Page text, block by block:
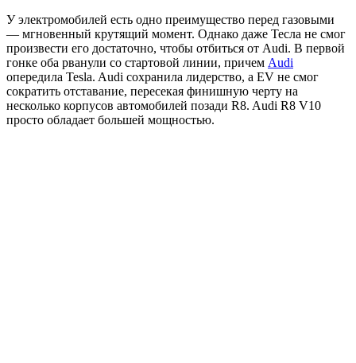
У электромобилей есть одно преимущество перед газовыми
— мгновенный крутящий момент. Однако даже Тесла не смог
произвести его достаточно, чтобы отбиться от Audi. В первой
гонке оба рванули со стартовой линии, причем Audi
опередила Tesla. Audi сохранила лидерство, а EV не смог
сократить отставание, пересекая финишную черту на
несколько корпусов автомобилей позади R8. Audi R8 V10
просто обладает большей мощностью.